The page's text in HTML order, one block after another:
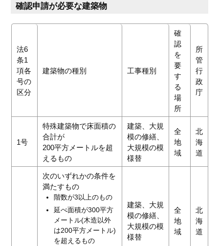
確認申請が必要な建築物
法6
条1
項各
号の
区分
建築物の種別 工事種別
確
認
を
要
す
る
場
所
所
管
行
政
庁
1号
特殊建築物で床面積の
合計が
200平方メートルを超
えるもの
建築、大規
模の修繕、
大規模の模
様替
全
地
域
北
海
道
次のいずれかの条件を
満たすもの
階数が3以上のもの
延べ面積が300平方
メートル(木造以外
は200平方メートル)
を超えるもの
建築、大規
模の修繕、
大規模の模
様替
全
地
域
北
海
道